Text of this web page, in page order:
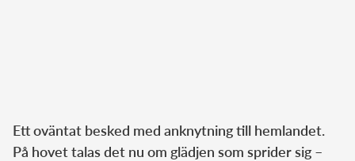
Ett oväntat besked med anknytning till hemlandet.
På hovet talas det nu om glädjen som sprider sig –